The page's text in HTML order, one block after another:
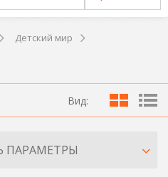
Детский мир
Вид:
ПАРАМЕТРЫ